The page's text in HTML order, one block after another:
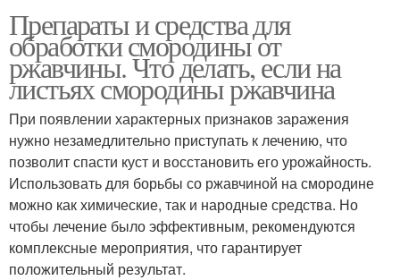
Препараты и средства для
обработки смородины от
ржавчины. Что делать, если на
листьях смородины ржавчина
При появлении характерных признаков заражения
нужно незамедлительно приступать к лечению, что
позволит спасти куст и восстановить его урожайность.
Использовать для борьбы со ржавчиной на смородине
можно как химические, так и народные средства. Но
чтобы лечение было эффективным, рекомендуются
комплексные мероприятия, что гарантирует
положительный результат.